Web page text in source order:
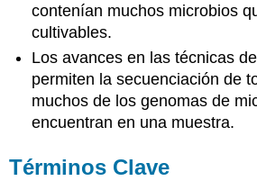
contenían muchos microbios
cultivables.
Los avances en las técnicas
permiten la secuenciación de
muchos de los genomas de
encuentran en una muestra.
Términos Clave